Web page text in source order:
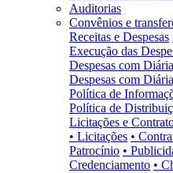
Auditorias
Convênios e
Receitas e Despesas
Execução das
Despesas com
Despesas com
Política de
Política de
Licitações e
• Licitações •
Patrocínio •
Credenciamento •